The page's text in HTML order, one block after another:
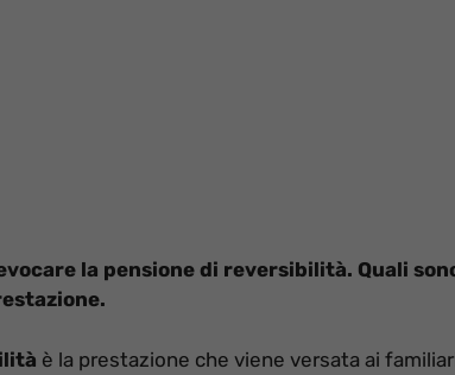
la pensione di reversibilità. Quali
è la prestazione che viene versata ai